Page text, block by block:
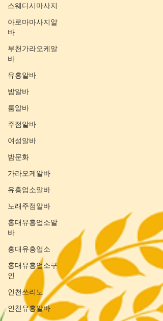
스웨디시마사지
아로마마사지알
바
부천가라오케알
바
유흥알바
밤알바
룸알바
주점알바
여성알바
밤문화
가라오케알바
유흥업소알바
노래주점알바
홍대유흥업소알
바
홍대유흥업소
홍대유흥업소구
인
인천쓰리노
인천유흥알바